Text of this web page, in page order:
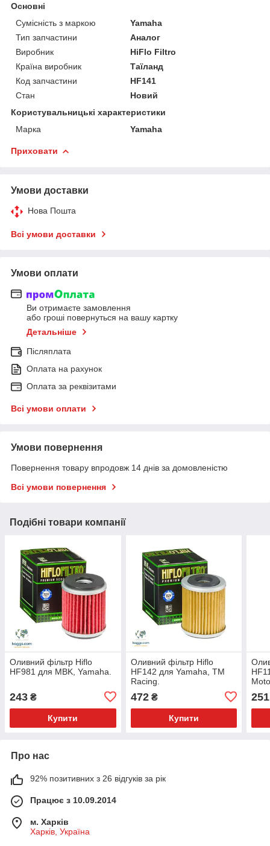
Основні
Сумісність з маркою
Yamaha
Тип запчастини
Аналог
Виробник
HiFlo Filtro
Країна виробник
Таїланд
Код запчастини
HF141
Стан
Новий
Користувальницькі характеристики
Марка
Yamaha
Приховати
Умови доставки
Нова Пошта
Всі умови доставки
Умови оплати
Ви отримаєте замовлення
або гроші повернуться на вашу картку
Детальніше
Післяплата
Оплата на рахунок
Оплата за реквізитами
Всі умови оплати
Умови повернення
Повернення товару впродовж 14 днів за домовленістю
Всі умови повернення
Подібні товари компанії
Оливний фільтр Hiflo
HF981 для MBK, Yamaha.
243 ₴
Купити
Оливний фільтр Hiflo
HF142 для Yamaha, TM
Racing.
472₴
Купити
251
Про нас
92% позитивних з 26 відгуків за рік
Працює з 10.09.2014
м. Харків
Харків, Україна